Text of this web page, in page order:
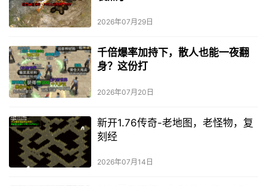
2026年07月29日
千倍爆率加持下，散人也能一夜翻
身？这份打
2026年07月20日
新开1.76传奇-老地图，老怪物，复
刻经
2026年07月14日